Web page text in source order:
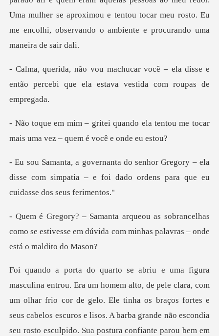
Uma mulher se aproximou e tentou
ê – ela disse e
então percebi que ela
o ela tentou me tocar
mais uma ve
ory – ela
disse com simpatia – e foi dado ord
ncelhas
como se estivesse em dúvida com minh
lhar frio cor de gelo. Ele tinha os braços fortes e
seus cabelos escuros e lisos. A barba grande não escondia
s